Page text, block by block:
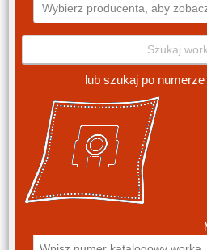
Wybierz producenta, aby
Szukaj
lub szukaj po